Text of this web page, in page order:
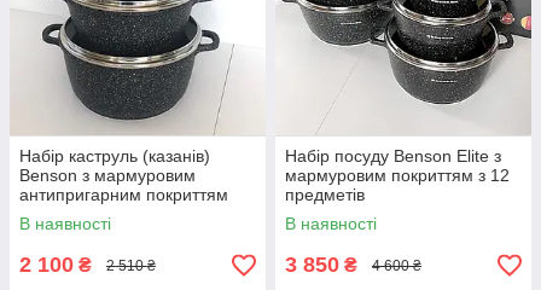
Набір каструль (казанів)
Benson з мармуровим
антипригарним покриттям
В наявності
2 100 ₴ 2 510 ₴
Набір посуду Benson Elite з
мармуровим покриттям з 12
предметів
В наявності
3 850 ₴ 4 600 ₴